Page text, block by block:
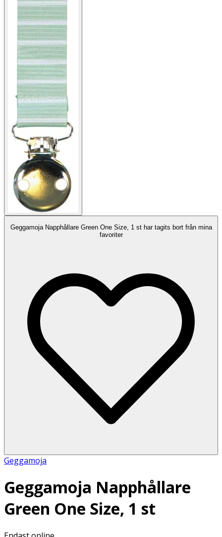
Geggamoja Napphållare Green One Size, 1 st har tagits bort från mina
favoriter
Geggamoja
Geggamoja Napphållare
Green One Size, 1 st